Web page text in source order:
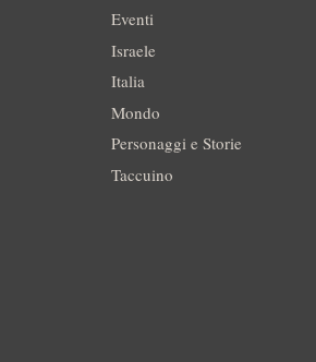
Eventi
Israele
Italia
Mondo
Personaggi e Storie
Taccuino